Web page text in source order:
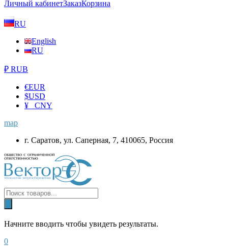
Личный кабинетЗаказКорзина
RU
English
RU
₽ RUB
€EUR
$USD
¥ CNY
map
г. Саратов, ул. Саперная, 7, 410065, Россия
Начните вводить чтобы увидеть результаты.
0